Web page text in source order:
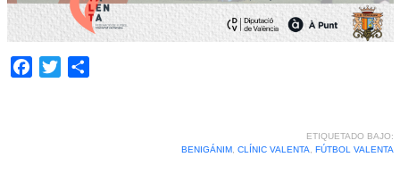
Facebook
Twitter
ETIQUETADO BAJO:
BENIGÁNIM, CLÍNIC VALENTA, FÚTBOL VALENTA